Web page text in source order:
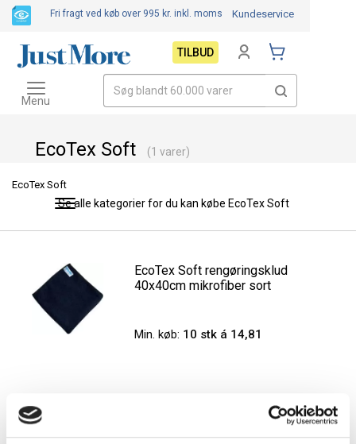
EcoTex Soft (1 varer)
EcoTex Soft
Se alle kategorier for du kan købe EcoTex Soft
Toggle
EcoTex Soft rengøringsklud
40x40cm mikrofiber sort
Min. køb: 10 stk á 14,81
Fri fragt ved køb over 995 kr. inkl. moms Kundeservice
TILBUD
Toggle
navigation
Menu